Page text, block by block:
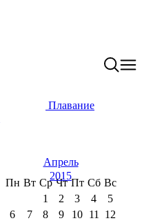
Плавание
Апрель
2015
Пн Вт Ср Чт Пт Сб Вс
1
2 3 4
5
6
7 8 9 10 11
12